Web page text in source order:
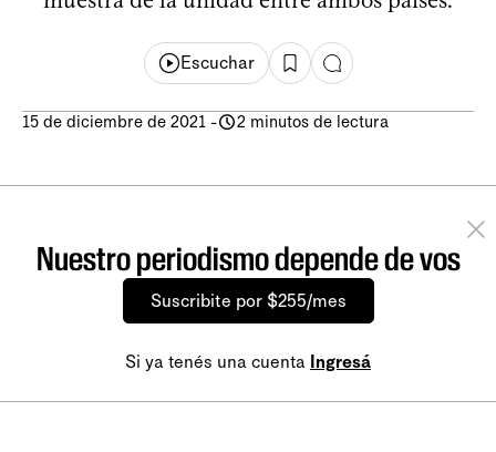
Escuchar
15 de diciembre de 2021 - 2 minutos de lectura
Nuestro periodismo depende de vos
Suscribite por $255/mes
Si ya tenés una cuenta Ingresá